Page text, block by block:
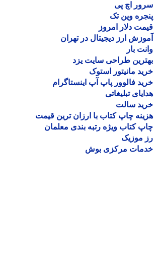
اچ پی
وین تک
دلار امروز
ارز دیجیتال در تهران
بار
طراحی سایت یزد
مانیتور استوک
فالوور پاپ آپ اینستاگرام
تبلیغاتی
سالت
چاپ کتاب با ارزان ترین قیمت
کتاب ویژه رتبه بندی معلمان
موزیک
مرکزی بوش